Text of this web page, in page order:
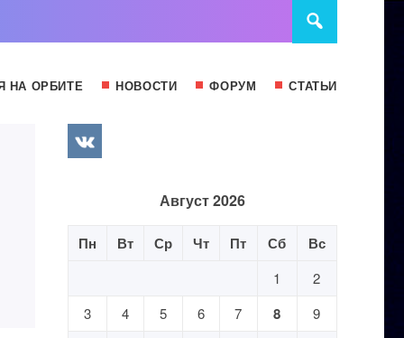
НА ОРБИТЕ НОВОСТИ ФОРУМ СТАТЬИ
Август 2026
Пн Вт Ср Чт Пт Сб Вс
1
2
3
4 5 6 7 8
9